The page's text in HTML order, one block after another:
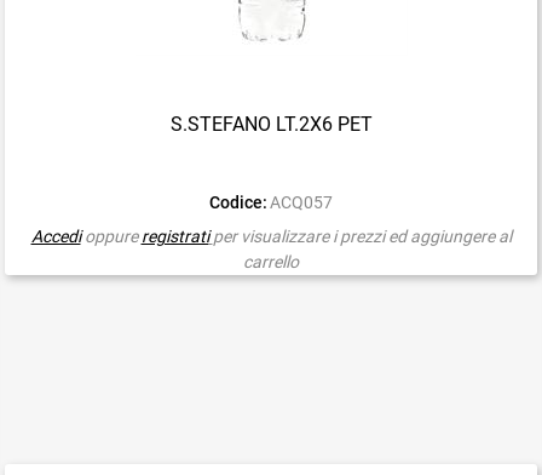
S.STEFANO LT.2X6 PET
Codice: ACQ057
Accedioppureregistrati per visualizzare i prezzi ed aggiungere al
carrello